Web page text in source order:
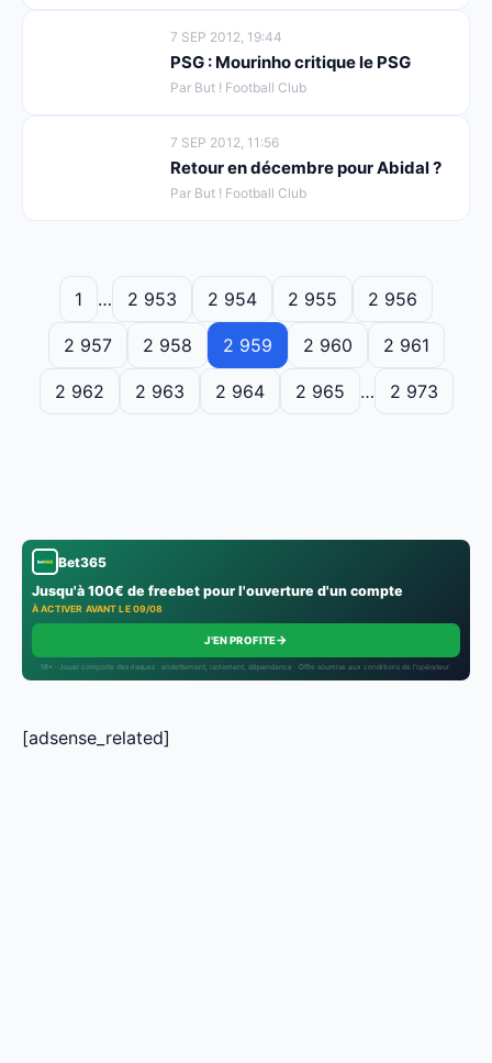
7 SEP 2012, 19:44
PSG : Mourinho critique le PSG
Par But ! Football Club
7 SEP 2012, 11:56
Retour en décembre pour Abidal ?
Par But ! Football Club
1 … 2 953 2 954 2 955 2 956
2 957 2 958 2 959 2 960 2 961
2 962 2 963 2 964 2 965 … 2 973
Bet365
Jusqu'à 100€ de freebet pour l'ouverture d'un compte
À ACTIVER AVANT LE 09/08
J'EN PROFITE→
18+ · Jouer comporte des risques : endettement, isolement, dépendance · Offre soumise aux conditions de l’opérateur.
[adsense_related]